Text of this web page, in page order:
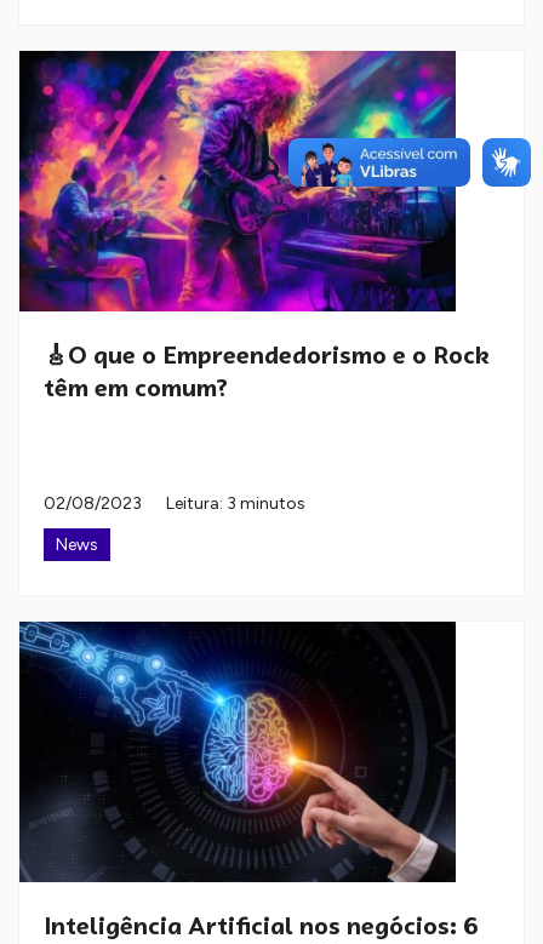
🎸O que o Empreendedorismo e o Rock
têm em comum?
02/08/2023
Leitura: 3 minutos
News
Inteligência Artificial nos negócios: 6